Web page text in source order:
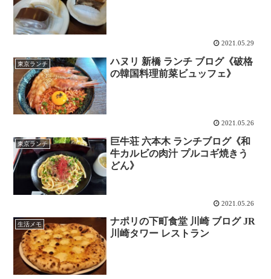
2021.05.29
東京ランチ
ハヌリ 新橋 ランチ ブログ《破格
の韓国料理前菜ビュッフェ》
2021.05.26
東京ランチ
巨牛荘 六本木 ランチブログ《和
牛カルビの肉汁 プルコギ焼きう
どん》
2021.05.26
生活メモ
ナポリの下町食堂 川崎 ブログ JR
川崎タワー レストラン